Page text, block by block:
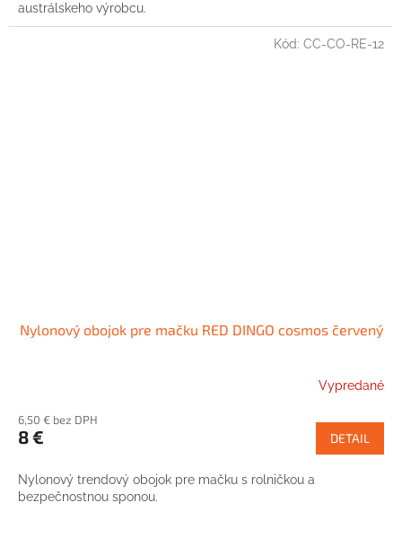
austrálskeho výrobcu.
Nylonový obojok pre mačku RED DINGO cosmos červený
Vypredané
6,50 € bez DPH
8 € DETAIL
Nylonový trendový obojok pre mačku s rolničkou a
bezpečnostnou sponou.
Kód: CC-CO-RE-12